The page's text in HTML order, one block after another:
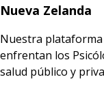
Nueva Zelanda
Nuestra
enfrentan los
salud público y